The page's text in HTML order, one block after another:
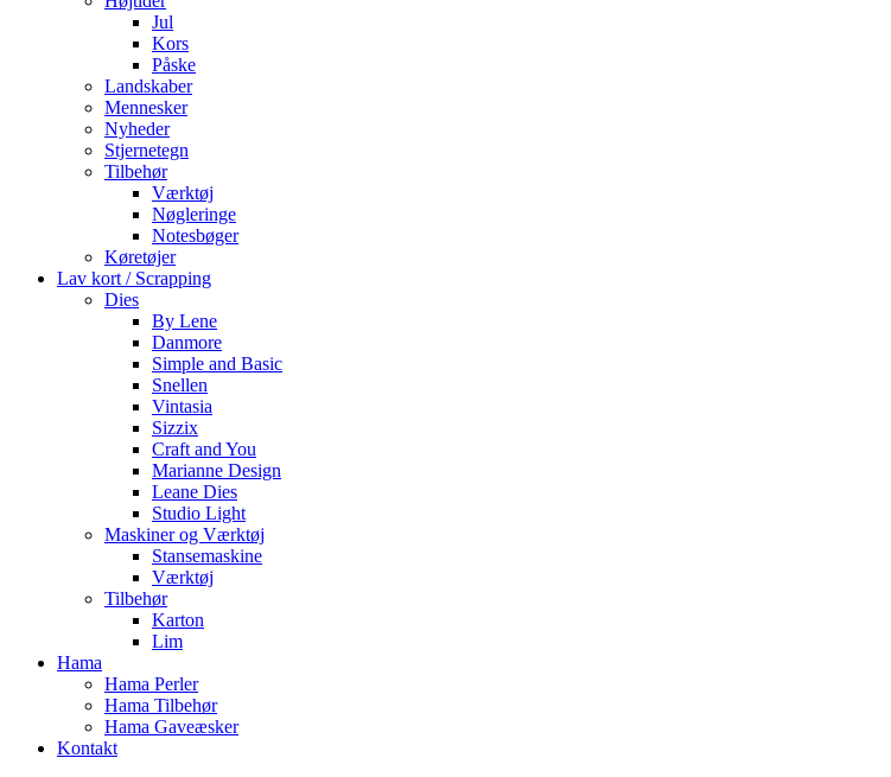
Jul
Kors
Påske
Landskaber
Mennesker
Nyheder
Stjernetegn
Tilbehør
Værktøj
Nøgleringe
Notesbøger
Køretøjer
Lav kort / Scrapping
Dies
By Lene
Danmore
Simple and Basic
Snellen
Vintasia
Sizzix
Craft and You
Marianne Design
Leane Dies
Studio Light
Maskiner og Værktøj
Stansemaskine
Værktøj
Tilbehør
Karton
Lim
Hama
Hama Perler
Hama Tilbehør
Hama Gaveæsker
Kontakt